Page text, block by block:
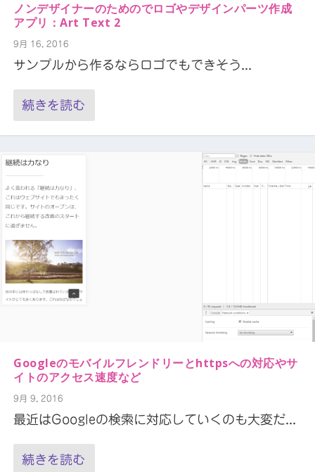
ノンデザイナーのためのでロゴやデザインパーツ作成
アプリ：Art Text 2
9月 16, 2016
サンプルから作るならロゴでもできそう...
続きを読む
Googleのモバイルフレンドリーとhttpsへの対応やサ
イトのアクセス速度など
9月 9, 2016
最近はGoogleの検索に対応していくのも大変だ...
続きを読む